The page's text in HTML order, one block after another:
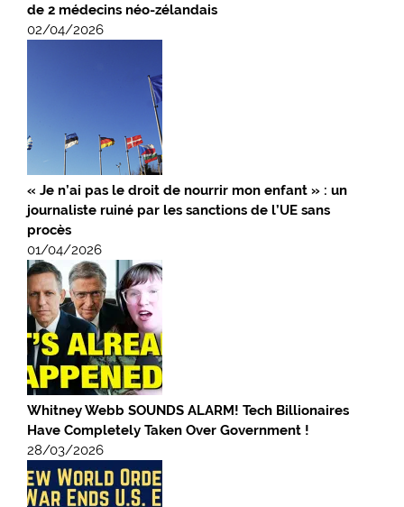
de 2 médecins néo-zélandais
02/04/2026
« Je n’ai pas le droit de nourrir mon enfant » : un
journaliste ruiné par les sanctions de l’UE sans
procès
01/04/2026
Whitney Webb SOUNDS ALARM! Tech Billionaires
Have Completely Taken Over Government !
28/03/2026